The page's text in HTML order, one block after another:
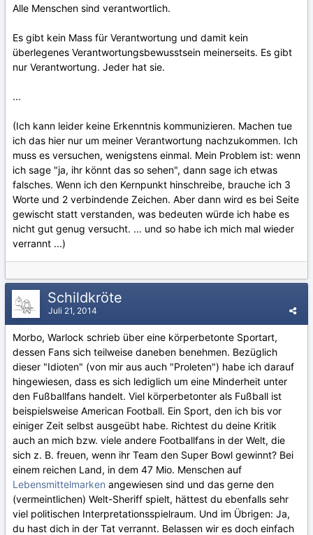
Alle Menschen sind verantwortlich.
Es gibt kein Mass für Verantwortung und damit kein
überlegenes Verantwortungsbewusstsein meinerseits. Es gibt
nur Verantwortung. Jeder hat sie.
...
(Ich kann leider keine Erkenntnis kommunizieren. Machen tue
ich das hier nur um meiner Verantwortung nachzukommen. Ich
muss es versuchen, wenigstens einmal. Mein Problem ist: wenn
ich sage "ja, ihr könnt das so sehen", dann sage ich etwas
falsches. Wenn ich den Kernpunkt hinschreibe, brauche ich 3
Worte und 2 verbindende Zeichen. Aber dann wird es bei Seite
gewischt statt verstanden, was bedeuten würde ich habe es
nicht gut genug versucht. ... und so habe ich mich mal wieder
verrannt ...)
Schildkröte
Juli 21, 2014
Morbo, Warlock schrieb über eine körperbetonte Sportart,
dessen Fans sich teilweise daneben benehmen. Bezüglich
dieser "Idioten" (von mir aus auch "Proleten") habe ich darauf
hingewiesen, dass es sich lediglich um eine Minderheit unter
den Fußballfans handelt. Viel körperbetonter als Fußball ist
beispielsweise American Football. Ein Sport, den ich bis vor
einiger Zeit selbst ausgeübt habe. Richtest du deine Kritik
auch an mich bzw. viele andere Footballfans in der Welt, die
sich z. B. freuen, wenn ihr Team den Super Bowl gewinnt? Bei
einem reichen Land, in dem 47 Mio. Menschen auf
Lebensmittelmarken angewiesen sind und das gerne den
(vermeintlichen) Welt-Sheriff spielt, hättest du ebenfalls sehr
viel politischen Interpretationsspielraum. Und im Übrigen: Ja,
du hast dich in der Tat verrannt. Belassen wir es doch einfach